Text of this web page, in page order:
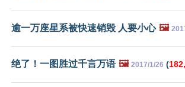
逾一万座星系被快速销毁 人要小心 🖼️
绝了！一图胜过千言万语 🖼️ 2017/1/26 (